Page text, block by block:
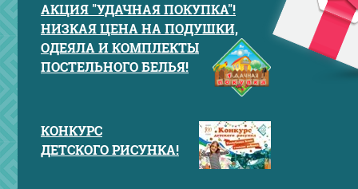
АКЦИЯ "УДАЧНАЯ ПОКУПКА"!
НИЗКАЯ ЦЕНА НА ПОДУШКИ,
ОДЕЯЛА И КОМПЛЕКТЫ
ПОСТЕЛЬНОГО БЕЛЬЯ!
КОНКУРС
ДЕТСКОГО РИСУНКА!